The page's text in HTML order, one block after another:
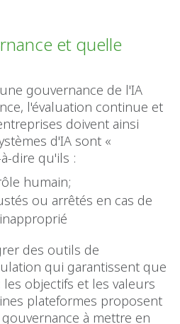
et quelle
gouvernance de l'IA
l'évaluation continue et
doivent ainsi
d'IA sont «
dire qu'ils :
humain;
ou arrêtés en cas de
des outils de
qui garantissent que
les objectifs et les valeurs
plateformes proposent
à mettre en